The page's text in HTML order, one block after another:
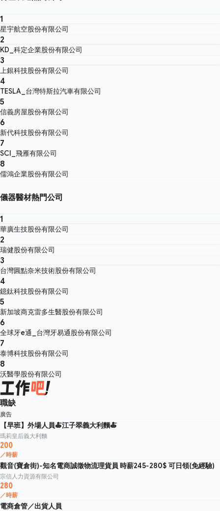
1
星宇航空股份有限公司
2
KD_科定企業股份有限公司
3
上銀科技股份有限公司
4
TESLA_台灣特斯拉汽車有限公司
5
信義房屋股份有限公司
6
新代科技股份有限公司
7
SCI_飛雁有限公司
8
儒鴻企業股份有限公司
儀器醫材熱門公司
1
華廣生技股份有限公司
2
瑞健股份有限公司
3
台灣圓點奈米技術股份有限公司
4
鐿鈦科技股份有限公司
5
新加坡商克雷多生醫股份有限公司
6
全球牙e通_台灣牙易通股份有限公司
7
泰博科技股份有限公司
8
沃醫學股份有限公司
職缺
廣告
【早班】外場人員🍝江子翠義大利麵🍝
瑪莉皇后義大利麵
200
／時薪
觀音(寶倉街)-知名電商誠徵物流理貨員 時薪245-280$ 可日領(免經驗)
宗信人力資源有限公司
280
／時薪
電商倉管／出貨人員